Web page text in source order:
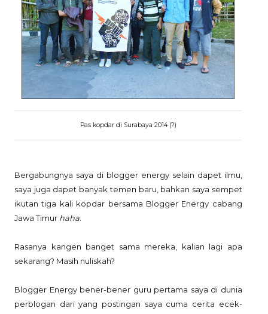
Pas kopdar di Surabaya 2014 (?)
Bergabungnya saya di blogger energy selain dapet ilmu,
saya juga dapet banyak temen baru, bahkan saya sempet
ikutan tiga kali kopdar bersama Blogger Energy cabang
Jawa Timur haha
Rasanya kangen banget sama mereka, kalian lagi apa
sekarang? Masih nuliskah?
Blogger Energy bener-bener guru pertama saya di dunia
perblogan dari yang postingan saya cuma cerita ecek-